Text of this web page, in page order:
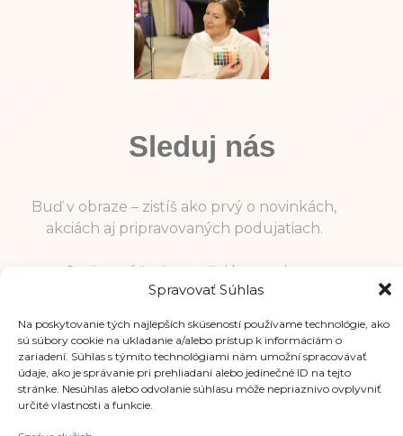
Spravovať Súhlas
Na poskytovanie tých najlepších skúseností používame technológie, ako
sú súbory cookie na ukladanie a/alebo prístup k informáciám o
zariadení. Súhlas s týmito technológiami nám umožní spracovávať
údaje, ako je správanie pri prehliadaní alebo jedinečné ID na tejto
stránke. Nesúhlas alebo odvolanie súhlasu môže nepriaznivo ovplyvniť
určité vlastnosti a funkcie.
Sleduj nás
Buď v obraze – zistíš ako prvý o novinkách,
akciách aj pripravovaných podujatiach.
Staň sa súčasťou našej komunity.
Informácie